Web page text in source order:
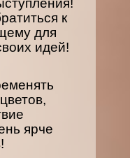
к
для
идей!
ярче